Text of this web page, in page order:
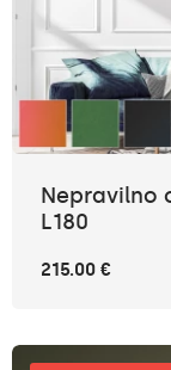
Nepravilno
L180
215.00 €